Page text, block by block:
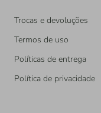
Trocas e devoluções
Termos de uso
Políticas de entrega
Política de privacidade